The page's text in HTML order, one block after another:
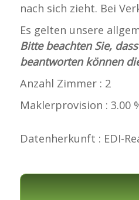
nach sich zieht. Bei
Es gelten unsere
Bitte beachten Sie,
beantworten können
Anzahl Zimmer : 2
Maklerprovision : 3.00
Datenherkunft : EDI-